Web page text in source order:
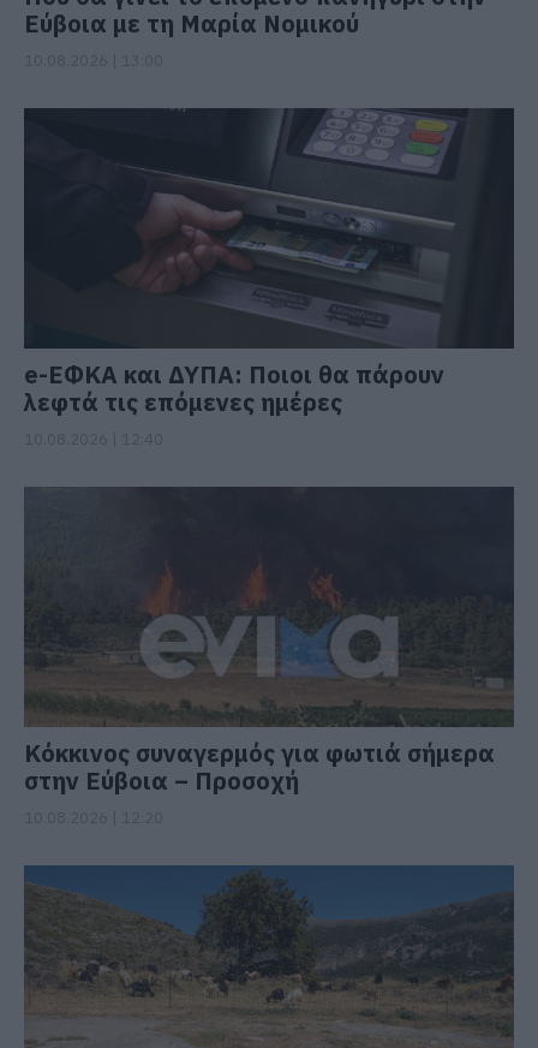
Εύβοια με τη Μαρία Νομικού
e-ΕΦΚΑ και ΔΥΠΑ: Ποιοι θα πάρουν
λεφτά τις επόμενες ημέρες
Κόκκινος συναγερμός για φωτιά σήμερα
στην Εύβοια – Προσοχή